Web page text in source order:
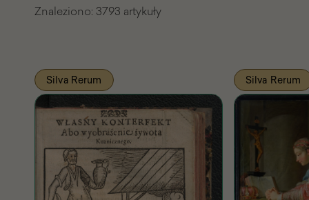
Znaleziono: 3793 artykuły
Lista
znalezionych
artykułów
Pasażu
Wiedzy
Silva Rerum Silva Rerum